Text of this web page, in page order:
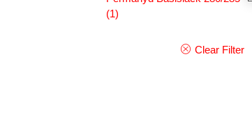
(1)
Clear Filter